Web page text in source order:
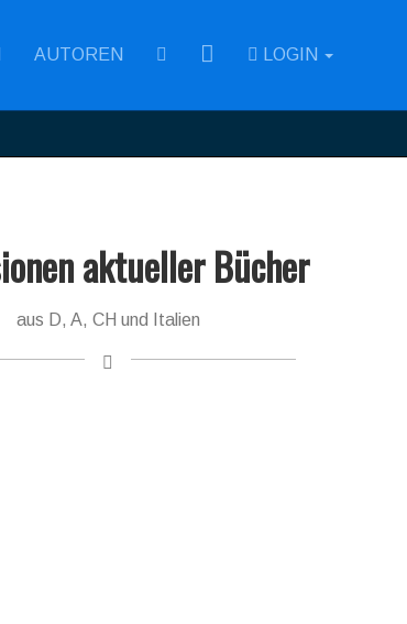
AUTOREN RSS LOGIN
aktueller Bücher
aus D, A, CH und Italien